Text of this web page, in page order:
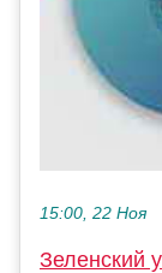
15:00, 22 Ноя
Зеленский